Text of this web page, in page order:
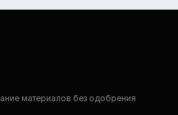
материалов без одобрения